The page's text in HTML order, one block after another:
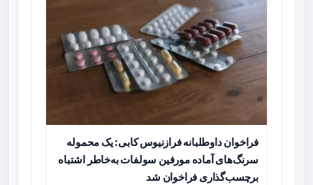
فراخوان داوطلبانه فرازنیوس کابی: یک محموله
سرنگ‌های آماده مورفین سولفات به‌خاطر اشتباه
برچسب‌گذاری فراخوان شد